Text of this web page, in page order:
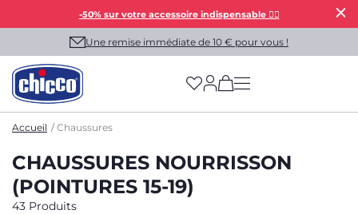
-50% sur votre accessoire indispensable 👯‍♀️
Une remise immédiate de 10 € pour vous !
(has more options
Accueil Chaussures
CHAUSSURES NOURRISSON
(POINTURES 15-19)
43 Produits